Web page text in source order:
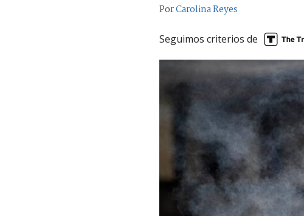
PorCarolina Reyes
Seguimos criterios de